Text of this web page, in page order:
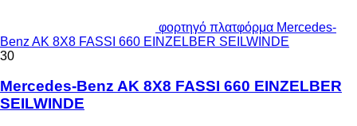
φορτηγό πλατφόρμα Mercedes-
Benz AK 8X8 FASSI 660 EINZELBER SEILWINDE
30
Mercedes-Benz AK 8X8 FASSI 660 EINZELBER
SEILWINDE